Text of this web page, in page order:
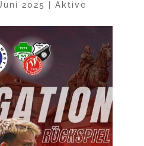
2025 Aktive